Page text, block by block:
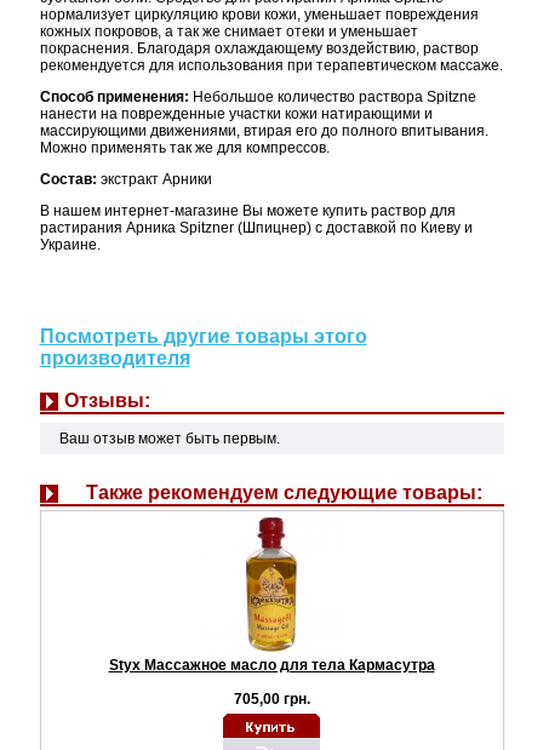
нормализует циркуляцию крови кожи, уменьшает повреждения
кожных покровов, а так же снимает отеки и уменьшает
покраснения. Благодаря охлаждающему воздействию, раствор
рекомендуется для использования при терапевтическом массаже.
Способ применения: Небольшое количество раствора Spitzne
нанести на поврежденные участки кожи натирающими и
массирующими движениями, втирая его до полного впитывания.
Можно применять так же для компрессов.
Состав: экстракт Арники
В нашем интернет-магазине Вы можете купить раствор для
растирания Арника Spitzner (Шпицнер) с доставкой по Киеву и
Украине.
Посмотреть другие товары этого
производителя
Отзывы:
Ваш отзыв может быть первым.
Также рекомендуем следующие товары:
Styx Массажное масло для тела Кармасутра
705,00 грн.